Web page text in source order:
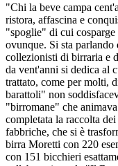
"Chi la beve campa
ristora, affascina e
"spoglie" di cui
ovunque. Si sta
collezionisti di birraria e
da vent'anni si dedica al
trattato, come per molti,
barattoli" non
"birromane" che
completata la raccolta
fabbriche, che si è
birra Moretti con 220
con 151 bicchieri